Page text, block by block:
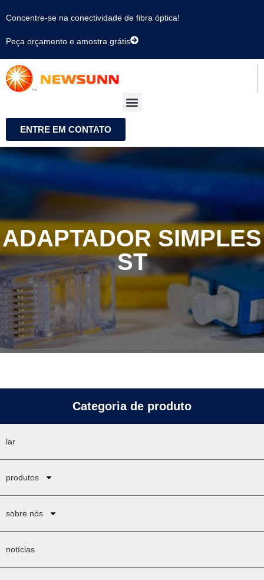
Concentre-se na conectividade de fibra óptica!
Peça orçamento e amostra grátis
ENTRE EM CONTATO
ADAPTADOR SIMPLES
ST
Categoria de produto
lar
produtos
sobre nós
notícias